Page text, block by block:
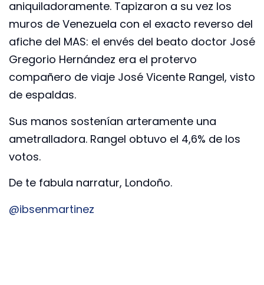
aniquiladoramente. Tapizaron a su vez los
muros de Venezuela con el exacto reverso del
afiche del MAS: el envés del beato doctor José
Gregorio Hernández era el protervo
compañero de viaje José Vicente Rangel, visto
de espaldas.
Sus manos sostenían arteramente una
ametralladora. Rangel obtuvo el 4,6% de los
votos.
De te fabula narratur, Londoño.
@ibsenmartinez